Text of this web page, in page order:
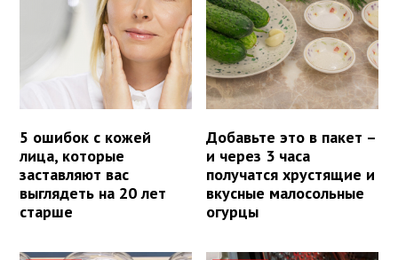
5 ошибок с кожей
лица, которые
заставляют вас
выглядеть на 20 лет
старше
Добавьте это в пакет –
и через 3 часа
получатся хрустящие и
вкусные малосольные
огурцы